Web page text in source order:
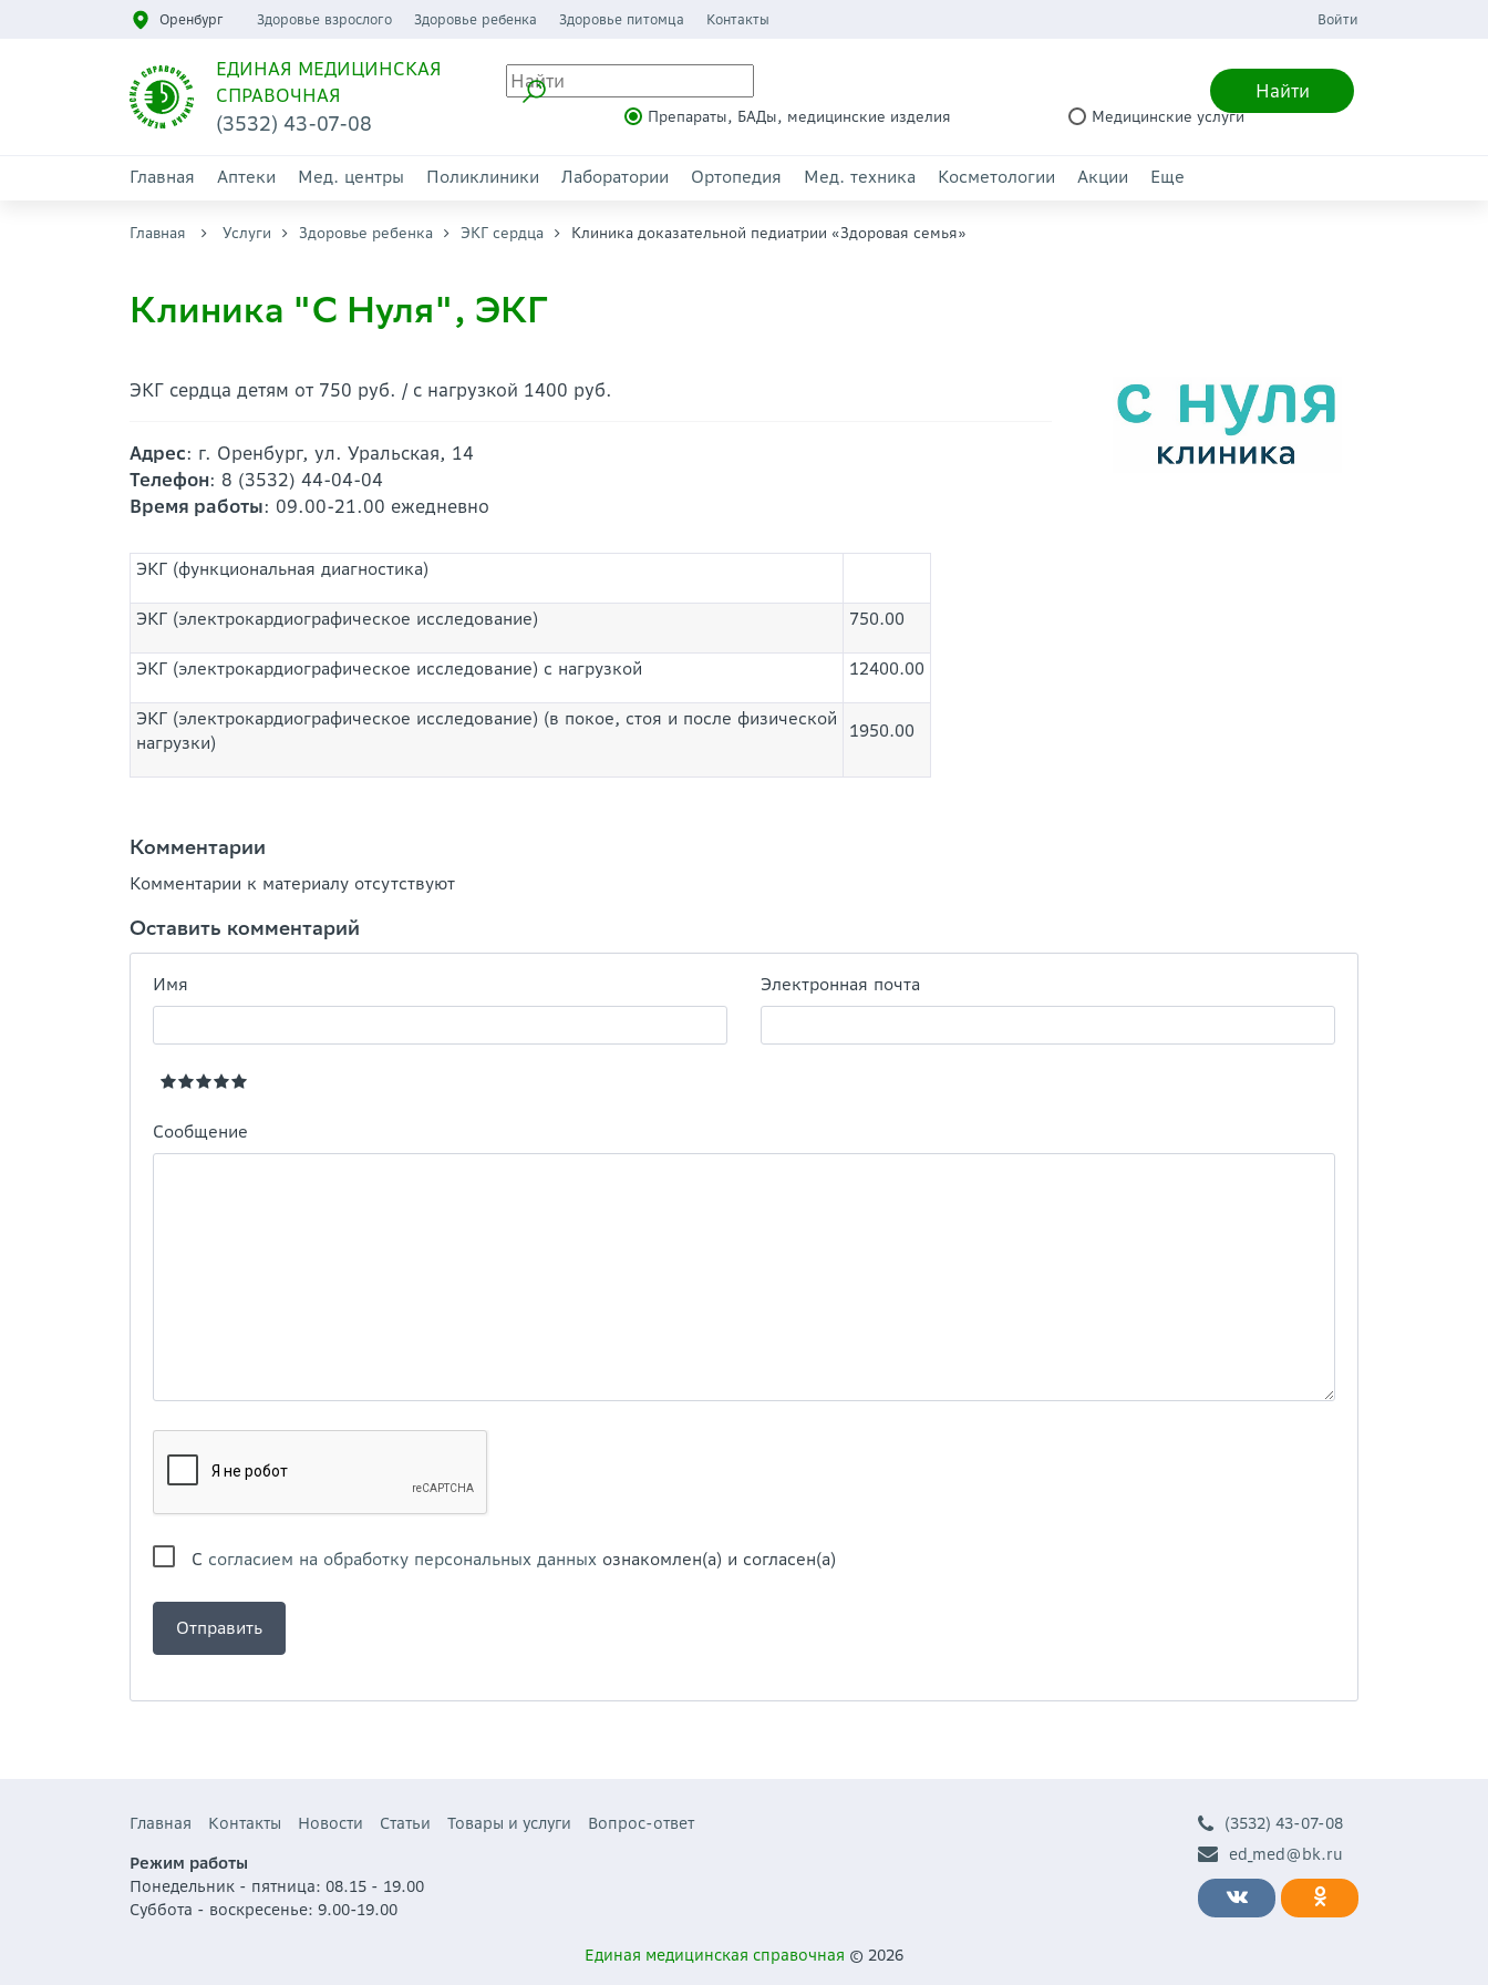
Оренбург Здоровье взрослого Здоровье ребенка Здоровье питомца Контакты Войти
ЕДИНАЯ МЕДИЦИНСКАЯ
СПРАВОЧНАЯ
(3532) 43-07-08
Найти
Препараты, БАДы, медицинские изделия Медицинские услуги
Главная Аптеки Мед. центры Поликлиники Лаборатории Ортопедия Мед. техника Косметологии Акции Еще
Главная Услуги Здоровье ребенка ЭКГ сердца Клиника доказательной педиатрии «Здоровая семья»
Клиника "С Нуля", ЭКГ
ЭКГ сердца детям от 750 руб. / с нагрузкой 1400 руб.
Адрес: г. Оренбург, ул. Уральская, 14
Телефон: 8 (3532) 44-04-04
Время работы: 09.00-21.00 ежедневно
ЭКГ (функциональная диагностика)
ЭКГ (электрокардиографическое исследование) 750.00
ЭКГ (электрокардиографическое исследование) с нагрузкой 12400.00
ЭКГ (электрокардиографическое исследование) (в покое, стоя и после физической
нагрузки)
1950.00
Комментарии
Комментарии к материалу отсутствуют
Оставить комментарий
Имя Электронная почта
Сообщение
С согласием на обработку персональных данных ознакомлен(а) и согласен(а)
Главная Контакты Новости Статьи Товары и услуги
Вопрос-ответ
Режим работы
Понедельник - пятница: 08.15 - 19.00
Суббота - воскресенье: 9.00-19.00
(3532) 43-07-08
ed_med@bk.ru
Единая медицинская справочная © 2026